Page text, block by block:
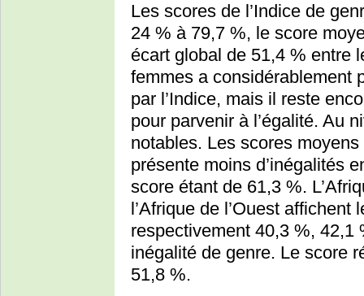
Les scores de l’Indice de
24 % à 79,7 %, le score
écart global de 51,4 % entre
femmes a considérablement
par l’Indice, mais il reste
pour parvenir à l’égalité. Au
notables. Les scores
présente moins d’inégalités
score étant de 61,3 %.
l’Afrique de l’Ouest
respectivement 40,3 %, 42,1
inégalité de genre. Le score
51,8 %.